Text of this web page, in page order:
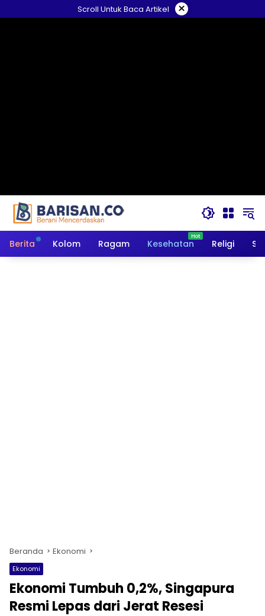
ke
Scroll Untuk Baca Artikel ×
Berita Kolom Ragam Kesehatan Religi
Beranda Ekonomi
Ekonomi
Ekonomi Tumbuh 0,2%, Singapura
Resmi Lepas dari Jerat Resesi